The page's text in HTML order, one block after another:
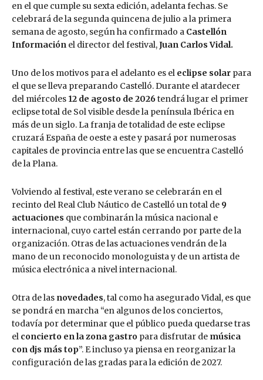
en el que cumple su sexta edición, adelanta fechas. Se
celebrará de la segunda quincena de julio a la primera
semana de agosto, según ha confirmado a Castellón
Información el director del festival,Juan Carlos Vidal.
Uno de los motivos para el adelanto es el eclipse solar para
el que se lleva preparando Castelló. Durante el atardecer
del miércoles 12 de agosto de 2026tendrá lugar el primer
eclipse total de Sol visible desde la península Ibérica en
más de un siglo. La franja de totalidad de este eclipse
cruzará España de oeste a este y pasará por numerosas
capitales de provincia entre las que se encuentra Castelló
de la Plana.
Volviendo al festival, este verano se celebrarán en el
recinto del Real Club Náutico de Castelló un total de 9
actuaciones que combinarán la música nacional e
internacional, cuyo cartel están cerrando por parte de la
organización. Otras de las actuaciones vendrán de la
mano de un reconocido monologuista y de un artista de
música electrónica a nivel internacional.
Otra de las novedades, tal como ha asegurado Vidal, es que
se pondrá en marcha “en algunos de los conciertos,
todavía por determinar que el público pueda quedarse tras
el concierto en la zona gastro para disfrutar de música
con djs más top”. E incluso ya piensa en reorganizar la
configuración de las gradas para la edición de 2027.